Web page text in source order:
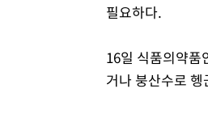
필요하다.
16일 식품의약품
거나 붕산수로